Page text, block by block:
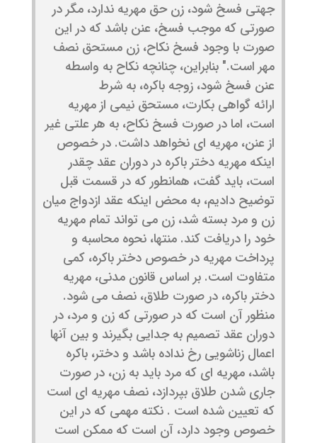
جهتی فسخ شود، زن حق مهریه ندارد، مگر در
صورتی كه موجب فسخ، عنن باشد كه در این
صورت با وجود فسخ نكاح، زن مستحق نصف
مهر است." بنابراین، چنانچه نکاح به واسطه
عنن فسخ شود، زوجه باکره، به شرط
ارائه گواهی بکارت، مستحق نیمی از مهریه
است، اما در صورت فسخ نکاح، به هر علتی غیر
از عنن، مهریه ای نخواهد داشت. در خصوص
اینکه مهریه دختر باکره در دوران عقد چقدر
است، باید گفت، همانطور که در قسمت قبل
توضیح دادیم، به محض اینکه عقد ازدواج میان
زن و مرد بسته شد، زن می تواند تمام مهریه
خود را دریافت کند. منتها، نحوه محاسبه و
پرداخت مهریه در خصوص دختر باکره، کمی
متفاوت است. بر اساس قانون مدنی، مهریه
دختر باکره، در صورت طلاق، نصف می شود.
منظور آن است که در صورتی که زن و مرد، در
دوران عقد تصمیم به جدایی بگیرند و بین آنها
اعمال زناشویی رخ نداده باشد و دختر، باکره
باشد، مهریه ای که مرد باید به زن، در صورت
جاری شدن طلاق بپردازد، نصف مهریه ای است
که تعیین شده است . نکته مهمی که در این
خصوص وجود دارد، آن است که ممکن است